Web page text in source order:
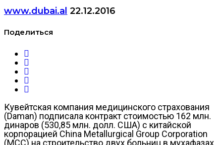
www.dubai.al 22.12.2016
Поделиться
Кувейтская компания медицинского страхования
(Daman) подписала контракт стоимостью 162 млн.
динаров (530,85 млн. долл. США) с китайской
корпорацией China Metallurgical Group Corporation
(MCC) на строительство двух больниц в мухафазах